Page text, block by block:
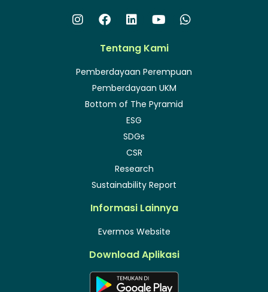
Tentang Kami
Pemberdayaan Perempuan
Pemberdayaan UKM
Bottom of The Pyramid
ESG
SDGs
CSR
Research
Sustainability Report
Informasi Lainnya
Evermos Website
Download Aplikasi